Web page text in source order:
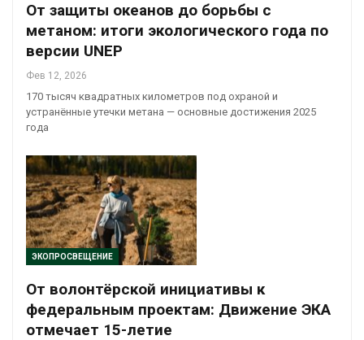
От защиты океанов до борьбы с
метаном: итоги экологического года по
версии UNEP
Фев 12, 2026
170 тысяч квадратных километров под охраной и
устранённые утечки метана — основные достижения 2025
года
ЭКОПРОСВЕЩЕНИЕ
От волонтёрской инициативы к
федеральным проектам: Движение ЭКА
отмечает 15-летие